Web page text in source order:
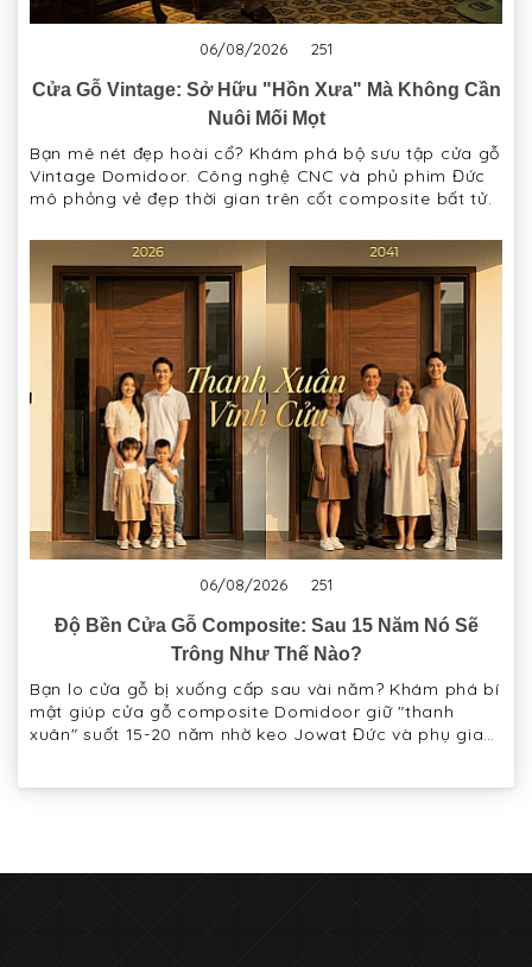
06/08/2026 251
Cửa Gỗ Vintage: Sở Hữu "Hồn Xưa" Mà Không Cần
Nuôi Mối Mọt
Bạn mê nét đẹp hoài cổ? Khám phá bộ sưu tập cửa gỗ
Vintage Domidoor. Công nghệ CNC và phủ phim Đức
mô phỏng vẻ đẹp thời gian trên cốt composite bất tử.
06/08/2026 251
Độ Bền Cửa Gỗ Composite: Sau 15 Năm Nó Sẽ
Trông Như Thế Nào?
Bạn lo cửa gỗ bị xuống cấp sau vài năm? Khám phá bí
mật giúp cửa gỗ composite Domidoor giữ "thanh
xuân" suốt 15-20 năm nhờ keo Jowat Đức và phụ gia